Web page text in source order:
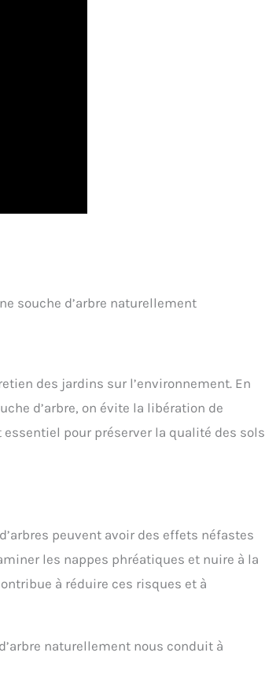
souche d’arbre naturellement
des jardins sur l’environnement. En
d’arbre, on évite la libération de
pour préserver la qualité des sols
peuvent avoir des effets néfastes
les nappes phréatiques et nuire à la
à réduire ces risques et à
naturellement nous conduit à